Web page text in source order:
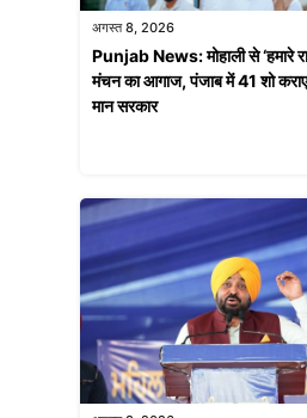
अगस्त 8, 2026
Punjab News: मोहाली से ‘हमारे
मंचन का आगाज, पंजाब में 41 शो
मान सरकार